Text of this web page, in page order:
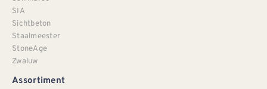
SIA
Sichtbeton
Staalmeester
StoneAge
Zwaluw
Assortiment